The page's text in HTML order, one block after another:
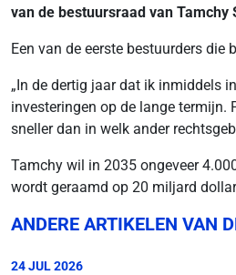
van de bestuursraad van Tamchy
Een van de eerste bestuurders
„In de dertig jaar dat ik inmiddels
investeringen op de lange termijn.
sneller dan in welk ander
Tamchy wil in 2035 ongeveer
wordt geraamd op 20 miljard
ANDERE ARTIKELEN VAN
24 JUL 2026